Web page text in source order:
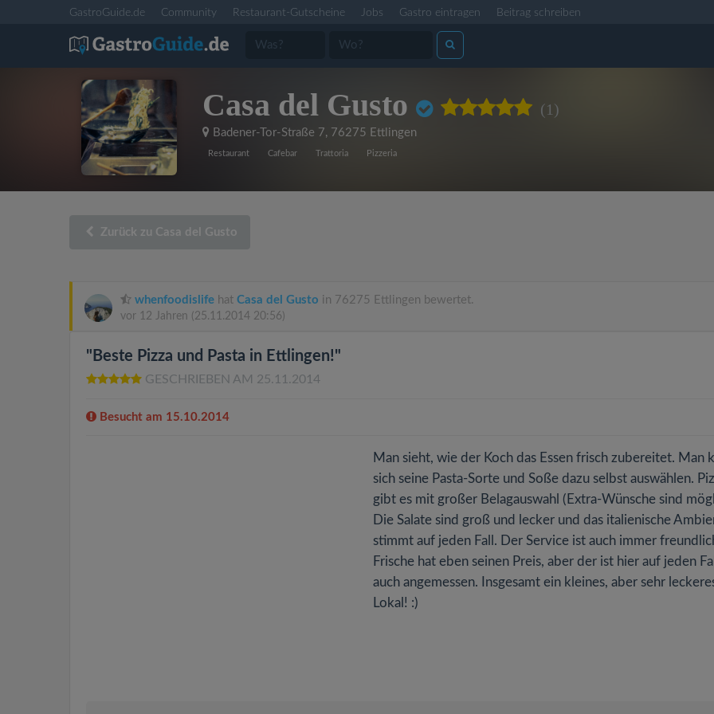
GastroGuide.de Community Restaurant-Gutscheine Jobs Gastro eintragen Beitrag schreiben
Casa del Gusto (1)
Badener-Tor-Straße 7, 76275 Ettlingen
Restaurant Cafebar Trattoria Pizzeria
Zurück zu Casa del Gusto
whenfoodislife hat Casa del Gusto in 76275 Ettlingen bewertet.
vor 12 Jahren (25.11.2014 20:56)
"Beste Pizza und Pasta in Ettlingen!"
GESCHRIEBEN AM 25.11.2014
Besucht am 15.10.2014
Man sieht, wie der Koch das Essen frisch zubereitet. Man
sich seine Pasta-Sorte und Soße dazu selbst auswählen.
gibt es mit großer Belagauswahl (Extra-Wünsche sind
Die Salate sind groß und lecker und das italienische
stimmt auf jeden Fall. Der Service ist auch immer
Frische hat eben seinen Preis, aber der ist hier auf jeden Fall
auch angemessen. Insgesamt ein kleines, aber sehr
Lokal! :)